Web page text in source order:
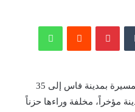
بينتيريست
ارتفعت حصيلة ضحايا فاجعة حي المسيرة بمدينة فاس إلى 35
مؤخراً، مخلفة وراءها حزناً